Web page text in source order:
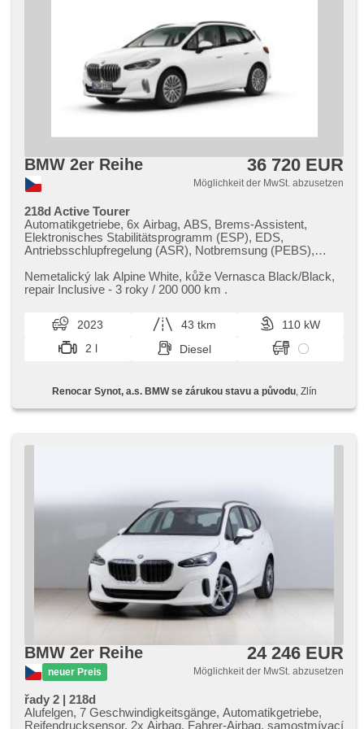
BMW 2er Reihe 36 720 EUR
Möglichkeit der MwSt. abzusetzen
218d Active Tourer
Automatikgetriebe, 6x Airbag, ABS, Brems-Assistent,
Elektronisches Stabilitätsprogramm (ESP), EDS,
Antriebsschlupfregelung (ASR), Notbremsung (PEBS),
Anzeige, asistent jízdy v koloně, asistent změny jízdního
pruhu, asistent jízdy v jízdním pruhu, automatisch im Berg
Geschwindigkeitsregelung, LED adaptivní světlomety, LED
denní svícení, automatické přepínání dálkových světel,
erfüllt 'EURO VI', Bordcomputer, dotykové ovládání
palubního počítače, elektronická ruční brzda, Navigation,
startování, bezklíčové odemykání, Scheibenwischersensor,
Multifunktionslenkrad, beheizte Lenkrad,
Seitenscheiben, El. Klappspiegel, starten per Taste,
nastavení sedadla řidiče, Positionssitze, Reifendrucksensor,
Abnutzungssensor des Bremsbelages, autom. Aktivation
der Warnflutlicht, Start-Stop System, digitální příjem rádia
(DAB), Außenthermometer, Innenthermometer, přední
pohon, el. tažné zařízení, asistent dálkových světel
Nemetalický lak Alpine White,​ kůže Vernasca Black/Black,​
repair Inclusive ​- 3 roky / 200 000 km .
2023 43 tkm
110 kW
2 l
Diesel
Renocar Synot, a.s. BMW se zárukou stavu a původu, Zlín
BMW 2er Reihe
neuer Preis
24 246 EUR
Möglichkeit der MwSt. abzusetzen
řady 2 | 218d
Alufelgen, 7 Geschwindigkeitsgänge, Automatikgetriebe,
Reifendrucksensor, 2x Airbag, Fahrer-Airbag, samostmívací